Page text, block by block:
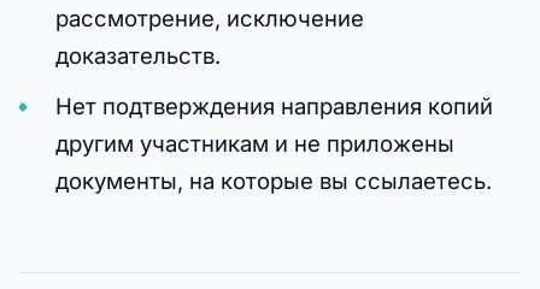
рассмотрение, исключение
доказательств.
Нет подтверждения направления копий
другим участникам и не приложены
документы, на которые вы ссылаетесь.